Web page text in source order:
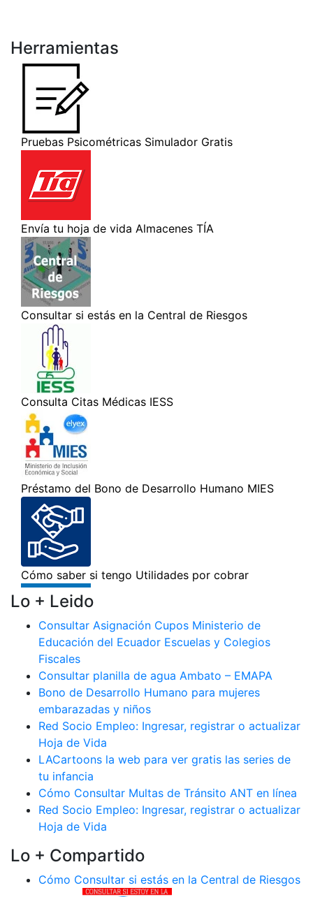
Herramientas
Lo + Leido
Consultar Asignación Cupos Ministerio de
Educación del Ecuador Escuelas y Colegios
Fiscales
Consultar planilla de agua Ambato – EMAPA
Bono de Desarrollo Humano para mujeres
embarazadas y niños
Red Socio Empleo: Ingresar, registrar o actualizar
Hoja de Vida
LACartoons la web para ver gratis las series de
tu infancia
Cómo Consultar Multas de Tránsito ANT en línea
Red Socio Empleo: Ingresar, registrar o actualizar
Hoja de Vida
Lo + Compartido
Cómo Consultar si estás en la Central de Riesgos